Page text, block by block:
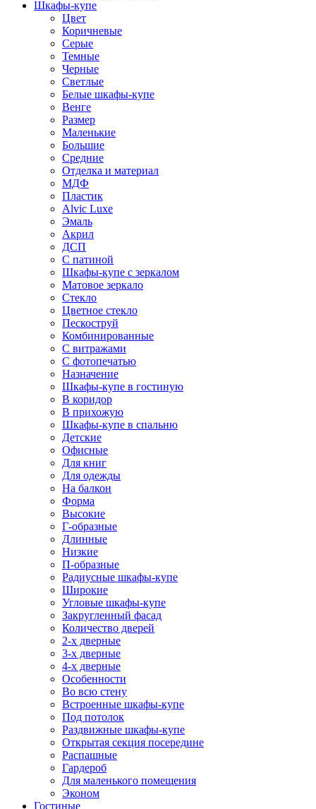
Шкафы-купе
Цвет
Коричневые
Серые
Темные
Черные
Светлые
Белые шкафы-купе
Венге
Размер
Маленькие
Большие
Средние
Отделка и материал
МДФ
Пластик
Alvic Luxe
Эмаль
Акрил
ДСП
С патиной
Шкафы-купе с зеркалом
Матовое зеркало
Стекло
Цветное стекло
Пескоструй
Комбинированные
С витражами
С фотопечатью
Назначение
Шкафы-купе в гостиную
В коридор
В прихожую
Шкафы-купе в спальню
Детские
Офисные
Для книг
Для одежды
На балкон
Форма
Высокие
Г-образные
Длинные
Низкие
П-образные
Радиусные шкафы-купе
Широкие
Угловые шкафы-купе
Закругленный фасад
Количество дверей
2-х дверные
3-х дверные
4-х дверные
Особенности
Во всю стену
Встроенные шкафы-купе
Под потолок
Раздвижные шкафы-купе
Открытая секция посередине
Распашные
Гардероб
Для маленького помещения
Эконом
Гостиные